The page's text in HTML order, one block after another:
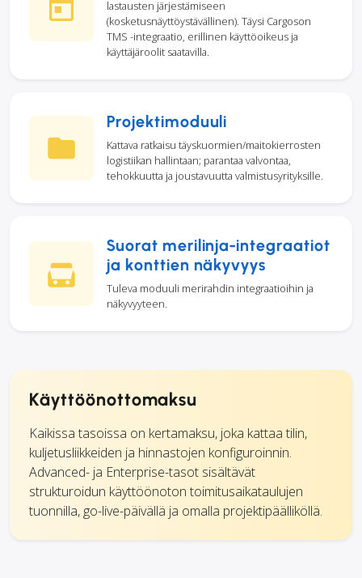
lastausten järjestämiseen
(kosketusnäyttöystävällinen). Täysi Cargoson
TMS -integraatio, erillinen käyttöoikeus ja
käyttäjäroolit saatavilla.
Projektimoduuli
Kattava ratkaisu täyskuormien/maitokierrosten
logistiikan hallintaan; parantaa valvontaa,
tehokkuutta ja joustavuutta valmistusyrityksille.
Suorat merilinja-integraatiot
ja konttien näkyvyys
Tuleva moduuli merirahdin integraatioihin ja
näkyvyyteen.
Käyttöönottomaksu
Kaikissa tasoissa on kertamaksu, joka kattaa tilin,
kuljetusliikkeiden ja hinnastojen konfiguroinnin.
Advanced- ja Enterprise-tasot sisältävät
strukturoidun käyttöönoton toimitusaikataulujen
tuonnilla, go-live-päivällä ja omalla projektipäälliköllä.